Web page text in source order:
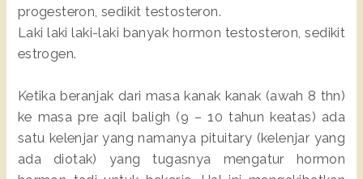
progesteron, sedikit testosteron.
Laki laki laki-laki banyak hormon testosteron, sedikit
estrogen.
Ketika beranjak dari masa kanak kanak (awah 8 thn)
ke masa pre aqil baligh (9 – 10 tahun keatas) ada
satu kelenjar yang namanya pituitary (kelenjar yang
ada diotak) yang tugasnya mengatur hormon